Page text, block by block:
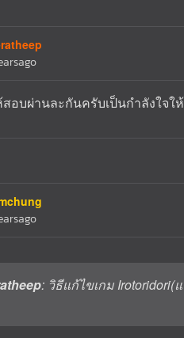
อบผ่านละกันครับเป็นกำลังใจให้
: วิธีแก้ไขเกม Irotoridori(